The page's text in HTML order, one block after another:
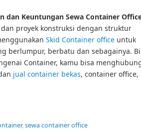
dan Keuntungan Sewa Container
proyek konstruksi dengan struktur
Skid Container office untuk
berlumpur, berbatu dan sebagainya.
Container, kamu bisa
jual container bekas, container office,
,sewa container office